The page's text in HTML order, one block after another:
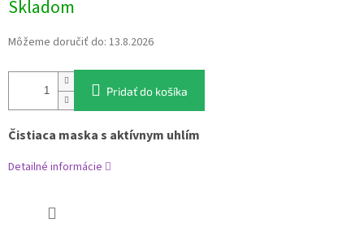
cena:
Skladom
Môžeme doručiť do: 13.8.2026
Pridať do košíka
Čistiaca maska s aktívnym uhlím
Detailné informácie